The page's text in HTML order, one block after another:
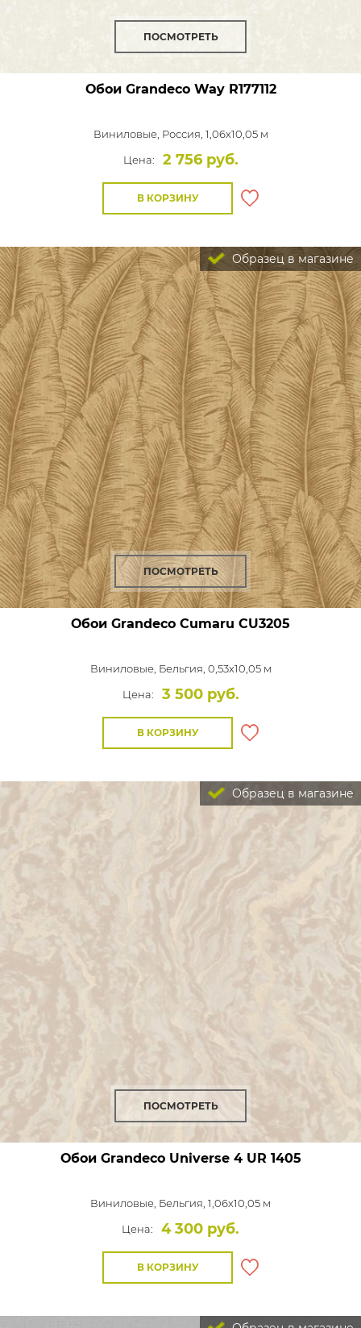
ПОСМОТРЕТЬ
Обои Grandeco WayR177112
Виниловые, Россия, 1,06x10,05 м
Цена:
2 756 руб.
В КОРЗИНУ
Образец в магазине
ПОСМОТРЕТЬ
Обои Grandeco Cumaru CU3205
Виниловые, Бельгия, 0,53x10,05 м
Цена:
3 500 руб.
В КОРЗИНУ
Образец в магазине
ПОСМОТРЕТЬ
Обои Grandeco Universe 4UR 1405
Виниловые, Бельгия, 1,06x10,05 м
Цена:
4 300 руб.
В КОРЗИНУ